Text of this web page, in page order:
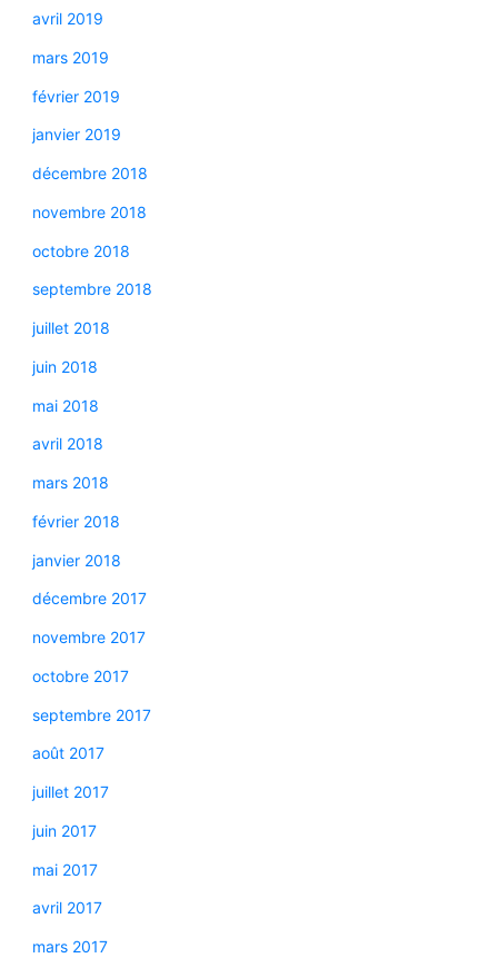
avril 2019
mars 2019
février 2019
janvier 2019
décembre 2018
novembre 2018
octobre 2018
septembre 2018
juillet 2018
juin 2018
mai 2018
avril 2018
mars 2018
février 2018
janvier 2018
décembre 2017
novembre 2017
octobre 2017
septembre 2017
août 2017
juillet 2017
juin 2017
mai 2017
avril 2017
mars 2017